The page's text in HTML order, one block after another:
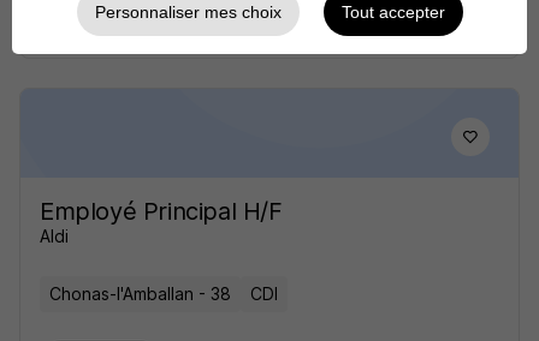
Voir l’offre
il y a 14 jours
Employé Principal H/F
Aldi
Chonas-l'Amballan - 38 CDI
Personnaliser mes choix Tout accepter